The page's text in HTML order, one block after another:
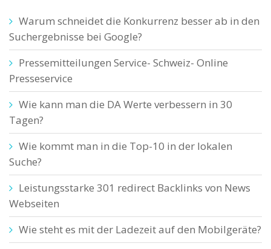
Warum schneidet die Konkurrenz besser ab in den
Suchergebnisse bei Google?
Pressemitteilungen Service- Schweiz- Online
Presseservice
Wie kann man die DA Werte verbessern in 30
Tagen?
Wie kommt man in die Top-10 in der lokalen
Suche?
Leistungsstarke 301 redirect Backlinks von News
Webseiten
Wie steht es mit der Ladezeit auf den Mobilgeräte?